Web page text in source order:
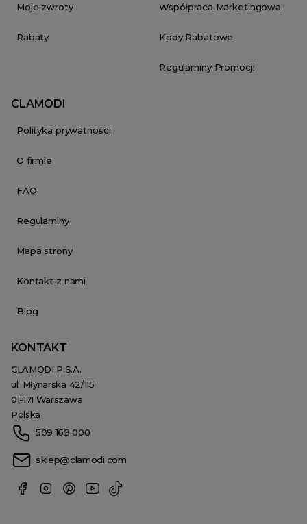
Moje zwroty
Rabaty
Współpraca Marketingowa
Kody Rabatowe
Regulaminy Promocji
CLAMODI
Polityka prywatności
O firmie
FAQ
Regulaminy
Mapa strony
Kontakt z nami
Blog
KONTAKT
CLAMODI P.S.A.
ul. Młynarska 42/115
01-171 Warszawa
Polska
509 169 000
sklep@clamodi.com